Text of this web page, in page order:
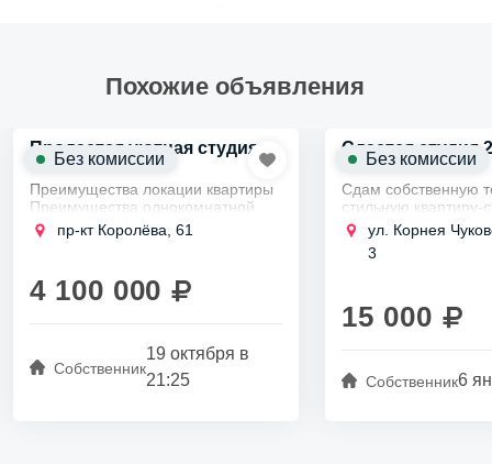
Похожие объявления
Продается уютная студия
29,3м2
Преимущества локации квартиры
Преимущества однокомнатной
квартиры на пр-кт Королёва:
Рядом ТРК "Сити Молл".
пр-кт Королёва, 61
4 100 000
Собственник
19 октября в
21:25
Без комиссии
Сдается студия
Сдам собственную
стильную квартиру-
Калининском
минутах ходьбы от
Гражданский
ул. Корнея
3
15 000
Собственник6
Без комиссии